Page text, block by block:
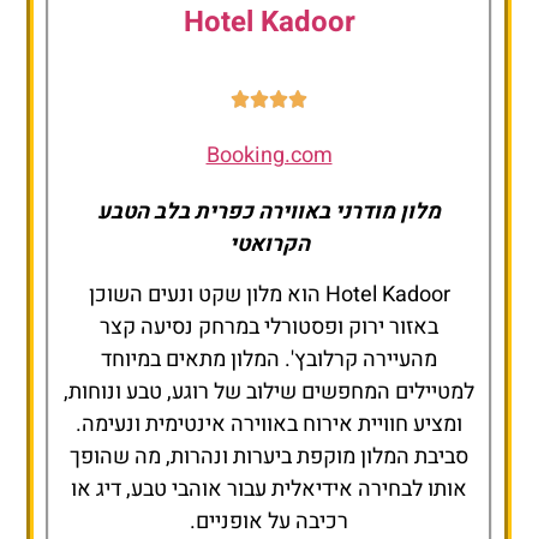
Hotel Kadoor
Booking.com
מלון מודרני באווירה כפרית בלב הטבע
הקרואטי
Hotel Kadoor הוא מלון שקט ונעים השוכן
באזור ירוק ופסטורלי במרחק נסיעה קצר
מהעיירה קרלובץ'. המלון מתאים במיוחד
למטיילים המחפשים שילוב של רוגע, טבע ונוחות,
ומציע חוויית אירוח באווירה אינטימית ונעימה.
סביבת המלון מוקפת ביערות ונהרות, מה שהופך
אותו לבחירה אידיאלית עבור אוהבי טבע, דיג או
רכיבה על אופניים.